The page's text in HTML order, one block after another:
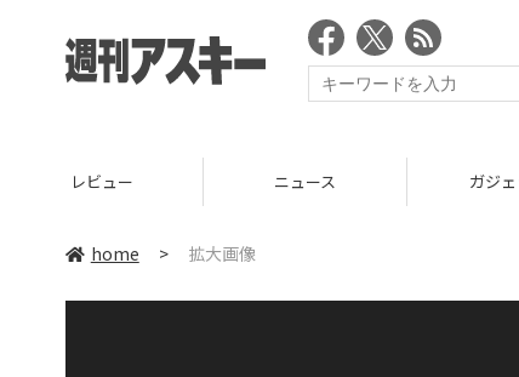
レビュー ニュース ガジ
home > 拡大画像